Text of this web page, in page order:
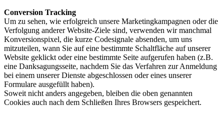
Conversion Tracking
Um zu sehen, wie erfolgreich unsere Marketingkampagnen oder die
Verfolgung anderer Website-Ziele sind, verwenden wir manchmal
Konversionspixel, die kurze Codesignale absenden, um uns
mitzuteilen, wann Sie auf eine bestimmte Schaltfläche auf unserer
Website geklickt oder eine bestimmte Seite aufgerufen haben (z.B.
eine Danksagungsseite, nachdem Sie das Verfahren zur Anmeldung
bei einem unserer Dienste abgeschlossen oder eines unserer
Formulare ausgefüllt haben).
Soweit nicht anders angegeben, bleiben die oben genannten
Cookies auch nach dem Schließen Ihres Browsers gespeichert.